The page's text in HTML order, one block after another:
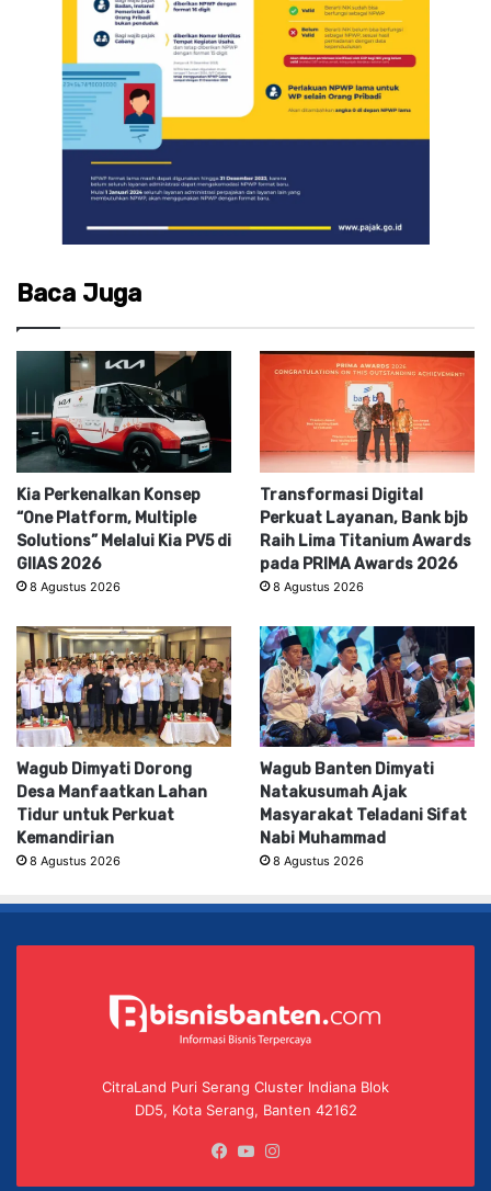
Baca Juga
Kia Perkenalkan Konsep
“One Platform, Multiple
Solutions” Melalui Kia PV5 di
GIIAS 2026
8 Agustus 2026
Transformasi Digital
Perkuat Layanan, Bank bjb
Raih Lima Titanium Awards
pada PRIMA Awards 2026
8 Agustus 2026
Wagub Dimyati Dorong
Desa Manfaatkan Lahan
Tidur untuk Perkuat
Kemandirian
8 Agustus 2026
Wagub Banten Dimyati
Natakusumah Ajak
Masyarakat Teladani Sifat
Nabi Muhammad
8 Agustus 2026
CitraLand Puri Serang Cluster Indiana Blok
DD5, Kota Serang, Banten 42162
Facebook
YouTube